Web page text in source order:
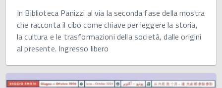
In Biblioteca Panizzi al via la seconda fase della mostra
che racconta il cibo come chiave per leggere la storia,
la cultura e le trasformazioni della società, dalle origini
al presente. Ingresso libero